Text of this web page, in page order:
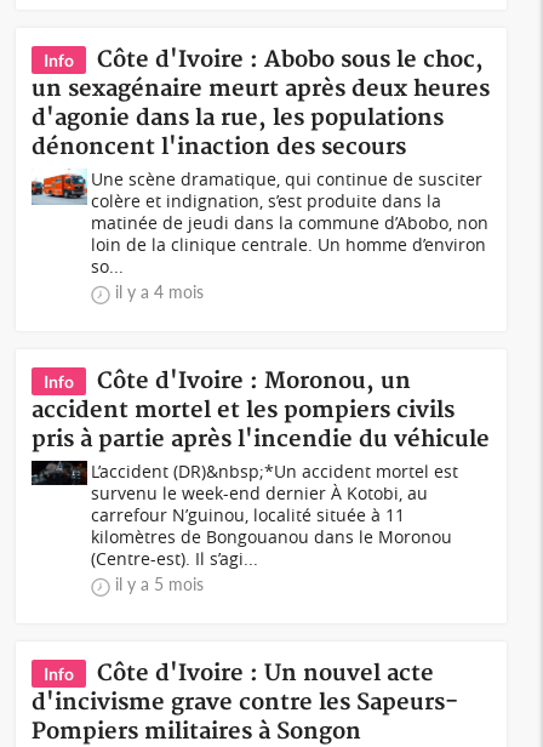
Info
Côte d'Ivoire : Abobo sous le choc,
un sexagénaire meurt après deux heures
d'agonie dans la rue, les populations
dénoncent l'inaction des secours
Une scène dramatique, qui continue de susciter
colère et indignation, s’est produite dans la
matinée de jeudi dans la commune d’Abobo, non
loin de la clinique centrale. Un homme d’environ
so...
il y a 4 mois
Info
Côte d'Ivoire : Moronou, un
accident mortel et les pompiers civils
pris à partie après l'incendie du véhicule
L’accident (DR)&nbsp;*Un accident mortel est
survenu le week-end dernier À Kotobi, au
carrefour N’guinou, localité située à 11
kilomètres de Bongouanou dans le Moronou
(Centre-est). Il s’agi...
il y a 5 mois
Info
Côte d'Ivoire : Un nouvel acte
d'incivisme grave contre les Sapeurs-
Pompiers militaires à Songon